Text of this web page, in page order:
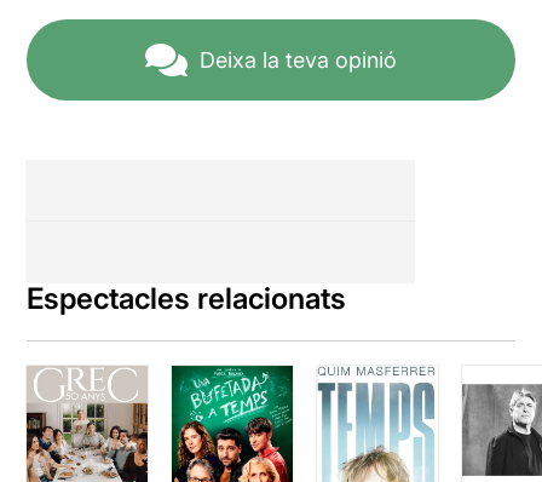
Deixa la teva opinió
Espectacles relacionats